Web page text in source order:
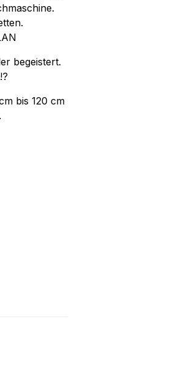
begeistert.
bis 120 cm